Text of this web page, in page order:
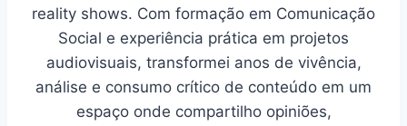
reality shows. Com formação em Comunicação
Social e experiência prática em projetos
audiovisuais, transformei anos de vivência,
análise e consumo crítico de conteúdo em um
espaço onde compartilho opiniões,